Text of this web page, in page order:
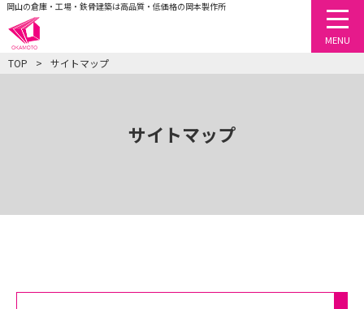
岡山の倉庫・工場・鉄骨建築は高品質・低価格の岡本製作所
TOP サイトマップ
MENU
サイトマップ